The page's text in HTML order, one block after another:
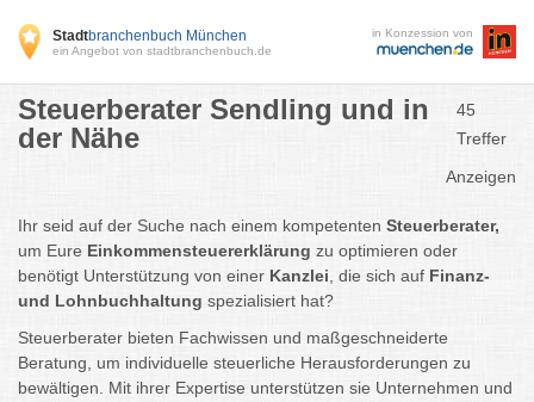
Stadtbranchenbuch München
ein Angebot von stadtbranchenbuch.de
in Konzession von
Steuerberater Sendling und in
der Nähe
45
Treffer
Anzeigen
Ihr seid auf der Suche nach einem kompetenten Steuerberater,
um Eure Einkommensteuererklärung zu optimieren oder
benötigt Unterstützung von einer Kanzlei , die sich auf Finanz-
und Lohnbuchhaltung spezialisiert hat?
Steuerberater bieten Fachwissen und maßgeschneiderte
Beratung, um individuelle steuerliche Herausforderungen zu
bewältigen. Mit ihrer Expertise unterstützen sie Unternehmen und